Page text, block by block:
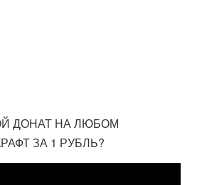
ДОНАТ НА ЛЮБОМ
ЗА 1 РУБЛЬ?